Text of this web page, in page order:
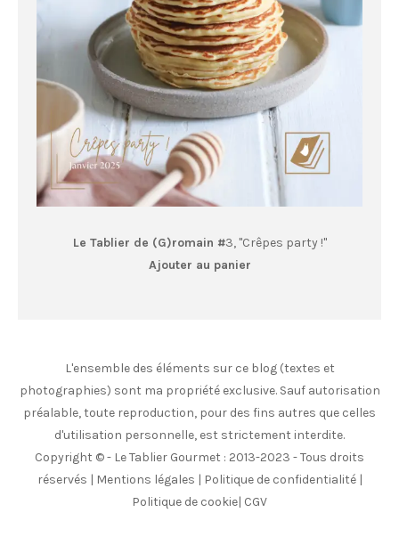
Le Tablier de (G)romain #3, "Crêpes party !"
Ajouter au panier
L'ensemble des éléments sur ce blog (textes et
photographies) sont ma propriété exclusive. Sauf autorisation
préalable, toute reproduction, pour des fins autres que celles
d'utilisation personnelle, est strictement interdite.
Copyright © - Le Tablier Gourmet : 2013-2023 - Tous droits
réservés | Mentions légales | Politique de confidentialité|
Politique de cookie| CGV